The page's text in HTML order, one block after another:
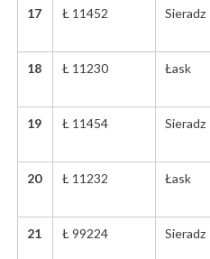
17 Ł 11452 Sieradz
18 Ł 11230 Łask
19 Ł 11454 Sieradz
20 Ł 11232 Łask
21 Ł 99224 Sieradz